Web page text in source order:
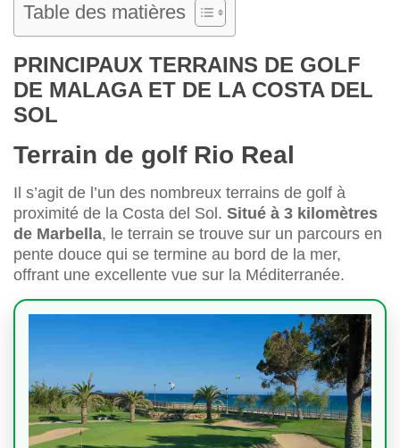
Table des matières
PRINCIPAUX TERRAINS DE GOLF
DE MALAGA ET DE LA COSTA DEL
SOL
Terrain de golf Rio Real
Il s’agit de l’un des nombreux terrains de golf à
proximité de la Costa del Sol. Situé à 3 kilomètres
de Marbella, le terrain se trouve sur un parcours en
pente douce qui se termine au bord de la mer,
offrant une excellente vue sur la Méditerranée.